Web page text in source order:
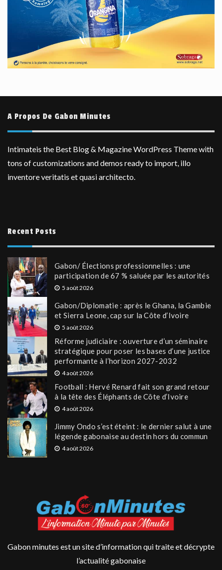
A Propos De Gabon Minutes
Intimateis the Best Blog & Magazine WordPress Theme with
tons of customizations and demos ready to import, illo
inventore veritatis et quasi architecto.
Recent Posts
Gabon/ Élections professionnelles : une
participation de 67 % saluée par les autorités
5 août 2026
Gabon/Diplomatie : après le Ghana, la Gambie
et Sierra Leone, cap sur la Côte d’Ivoire
5 août 2026
Réforme judiciaire : ouverture d’un séminaire
stratégique pour poser les bases d’une justice
performante à l’horizon 2027-2032
4 août 2026
Football : Hervé Renard fait son grand retour
à la tête des Éléphants de Côte d’Ivoire
4 août 2026
Jimmy Ondo s’est éteint : le dernier salut à une
légende gabonaise au destin hors du commun
4 août 2026
Gabon minutes est un site d’information qui traite et décrypte
l’actualité gabonaise